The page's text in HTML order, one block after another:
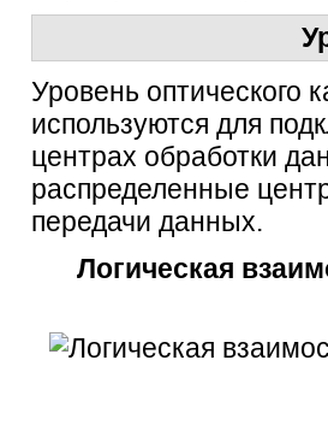
Уровень оптического
используются для
центрах обработки
распределенные
передачи данных.
Логическая